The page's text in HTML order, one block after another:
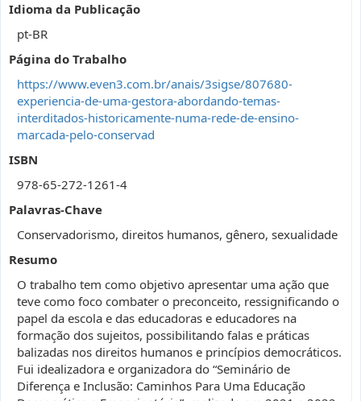
Idioma da Publicação
pt-BR
Página do Trabalho
https://www.even3.com.br/anais/3sigse/807680-
experiencia-de-uma-gestora-abordando-temas-
interditados-historicamente-numa-rede-de-ensino-
marcada-pelo-conservad
ISBN
978-65-272-1261-4
Palavras-Chave
Conservadorismo, direitos humanos, gênero, sexualidade
Resumo
O trabalho tem como objetivo apresentar uma ação que
teve como foco combater o preconceito, ressignificando o
papel da escola e das educadoras e educadores na
formação dos sujeitos, possibilitando falas e práticas
balizadas nos direitos humanos e princípios democráticos.
Fui idealizadora e organizadora do “Seminário de
Diferença e Inclusão: Caminhos Para Uma Educação